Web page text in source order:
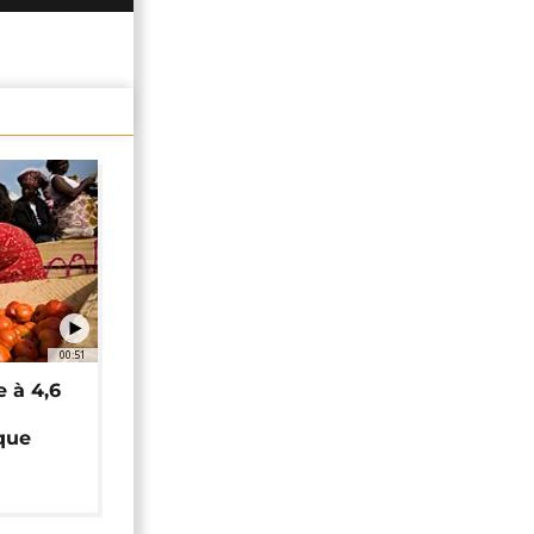
00:51
à 4,6